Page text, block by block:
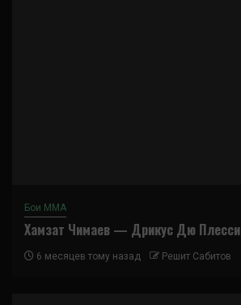
Бои ММА
Хамзат Чимаев — Дрикус Дю Плесси
6 месяцев тому назад Решит Сабитов